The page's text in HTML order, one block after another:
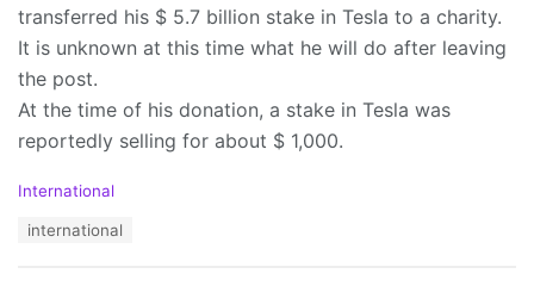
transferred his $ 5.7 billion stake in Tesla to a charity.
It is unknown at this time what he will do after leaving
the post.
At the time of his donation, a stake in Tesla was
reportedly selling for about $ 1,000.
C
International
international